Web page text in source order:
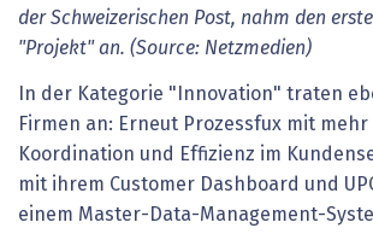
der Schweizerischen Post, nahm den
"Projekt" an. (Source: Netzmedien)
In der Kategorie "Innovation" traten
Firmen an: Erneut Prozessfux mit
Koordination und Effizienz im
mit ihrem Customer Dashboard und
einem Master-Data-Management-